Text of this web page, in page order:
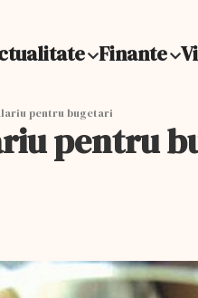
Finante
pentru bugetari
pentru